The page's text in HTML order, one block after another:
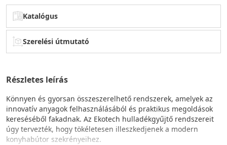
Katalógus
Szerelési útmutató
Részletes leírás
Könnyen és gyorsan összeszerelhető rendszerek, amelyek az
innovatív anyagok felhasználásából és praktikus megoldások
kereséséből fakadnak. Az Ekotech hulladékgyűjtő rendszereit
úgy tervezték, hogy tökéletesen illeszkedjenek a modern
konyhabútor szekrényeihez.